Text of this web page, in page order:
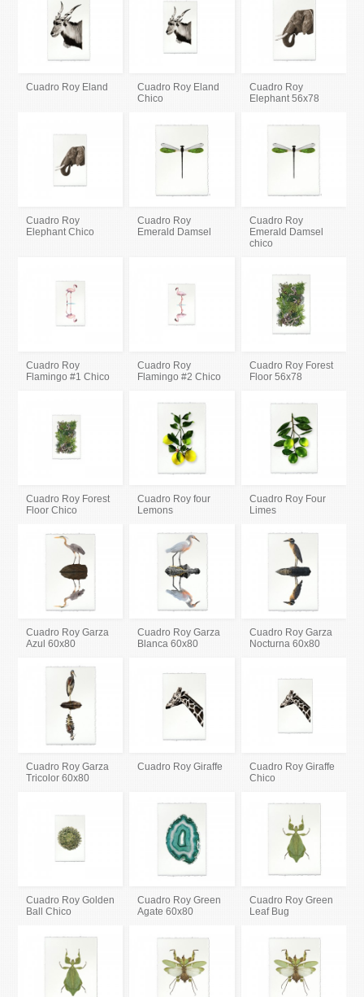
Cuadro Roy Eland
Cuadro Roy Eland
Chico
Cuadro Roy
Elephant 56x78
Cuadro Roy
Elephant Chico
Cuadro Roy
Emerald Damsel
Cuadro Roy
Emerald Damsel
chico
Cuadro Roy
Flamingo #1 Chico
Cuadro Roy
Flamingo #2 Chico
Cuadro Roy Forest
Floor 56x78
Cuadro Roy Forest
Floor Chico
Cuadro Roy four
Lemons
Cuadro Roy Four
Limes
Cuadro Roy Garza
Azul 60x80
Cuadro Roy Garza
Blanca 60x80
Cuadro Roy Garza
Nocturna 60x80
Cuadro Roy Garza
Tricolor 60x80
Cuadro Roy Giraffe
Cuadro Roy Giraffe
Chico
Cuadro Roy Golden
Ball Chico
Cuadro Roy Green
Agate 60x80
Cuadro Roy Green
Leaf Bug